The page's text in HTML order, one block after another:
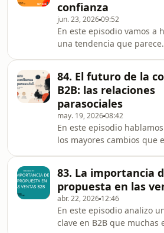
confianza
jun. 23, 202609:52
En este episodio vamos a
una tendencia que parece
presencialidad vuelve a
Pero no vuelve como antes.
hablamos de recuperar
inercia, stands
comidas comerciales sin
Hablamos de una nueva
presencialidad B2B: más
más estratégica y mucho
conectada con la con
84. El futuro de la
B2B: las relaciones
parasociales
may. 19, 202608:42
En este episodio
los mayores cambios que
no es la falta de
exceso. Los compradores
saturados de contenido,
herramientas e impactos
Y cuanto más información
83. La importancia
propuesta en las
abr. 22, 2026 12:46
En este episodio analizo
clave en B2B que muchas